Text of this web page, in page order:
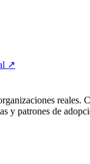
↗
reales.
y patrones de